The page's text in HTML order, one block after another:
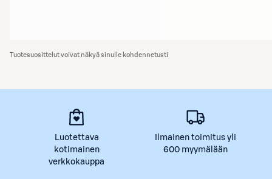
Tuotesuosittelut voivat näkyä sinulle kohdennetusti
Luotettava
kotimainen
verkkokauppa
Ilmainen toimitus yli
600 myymälään